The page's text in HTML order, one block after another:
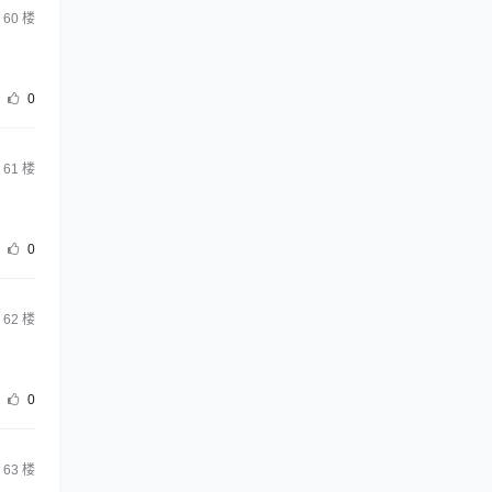
60 楼
0
61 楼
0
62 楼
0
63 楼